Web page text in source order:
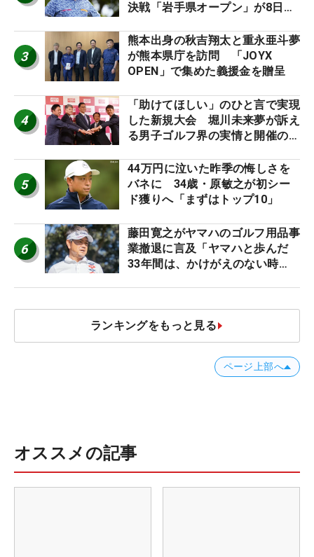
決戦「岩手県オープン」が8日開
3
熊本出身の秋吉翔太と重永亜斗夢
が熊本県庁を訪問 「JOYX
OPEN」で集めた義援金を贈呈
4
「助けてほしい」のひと言で実現
した新規大会 堀川未来夢が訴え
る男子ゴルフ界の実情と開催の舞
5
44万円に泣いた昨季の悔しさを
バネに 34歳・原敏之が初シー
ド獲りへ「まずはトップ10」
6
藤田寛之がヤマハのゴルフ用品事
業撤退に言及「ヤマハと歩んだ
33年間は、かけがえのない時
ランキングをもっと見る
ページ上部へ
オススメの記事